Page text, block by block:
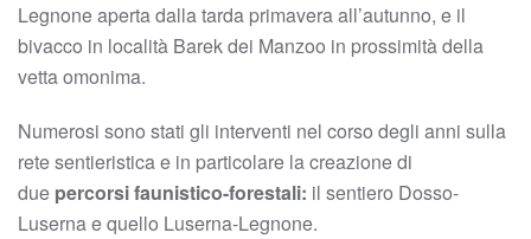
Legnone aperta dalla tarda primavera all’autunno, e il
bivacco in località Barek dei Manzoo in prossimità della
vetta omonima.
Numerosi sono stati gli interventi nel corso degli anni sulla
rete sentieristica e in particolare la creazione di
due percorsi faunistico-forestali: il sentiero Dosso-
Luserna e quello Luserna-Legnone.